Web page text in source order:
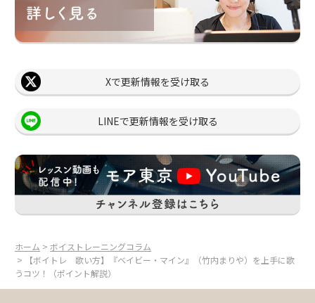
Xで更新情報を受け取る
LINEで更新情報を受け取る
ホーム > ボイストレーニングコラム
> 【ボイトレ 歌い方】『ベイビー・マイン』（竹内まりや）を上手に歌
うコツ！（ポイント解説）